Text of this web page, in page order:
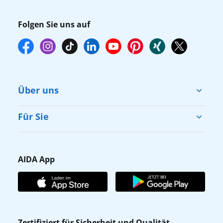
Folgen Sie uns auf
Über uns
Cruise & Help
Karriere
Affiliateprogramm
Für Sie
Gästefragebogen
AIDA Club
AIDA App
AIDA App